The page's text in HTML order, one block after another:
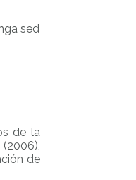
sed
de la
de